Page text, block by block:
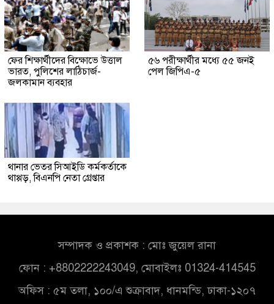
ফের শিক্ষার্থীদের বিক্ষোভে উত্তাল
ভারত, পুলিশের লাঠিচার্জ-
জলকামান ব্যবহার
৫৬ পরীক্ষার্থীর মধ্যে ৫৫ জনই
পেল জিপিএ-৫
থানার ভেতর সিআইডি কর্মকর্তাকে
থাপ্পড়, বিএনপি নেতা গ্রেপ্তার
সম্পাদক ও প্রকাশক : মোঃ জুয়েল রানা
ফোন : +8802222243049, মোবাইলঃ 01324-414545
অফিস : ৫ম তলা, ১০০/এ শুক্রাবাদ, ধানমন্ডি, ঢাকা-১২০৭